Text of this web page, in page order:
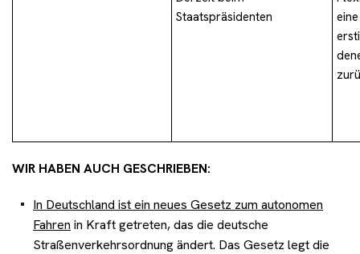
Staatspräsidenten
WIR HABEN AUCH GESCHRIEBEN:
In Deutschland ist ein neues Gesetz zum autonomen
Fahren in Kraft getreten, das die deutsche
Straßenverkehrsordnung ändert. Das Gesetz legt die